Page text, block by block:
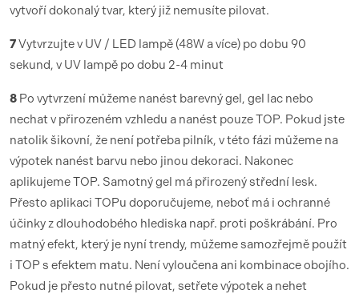
vytvoří dokonalý tvar, který již nemusíte pilovat.
7Vytvrzujte v UV / LED lampě (48W a více) po dobu 90
sekund, v UV lampě po dobu 2-4 minut
8 Po vytvrzení můžeme nanést barevný gel, gel lac nebo
nechat v přirozeném vzhledu a nanést pouze TOP. Pokud jste
natolik šikovní, že není potřeba pilník, v této fázi můžeme na
výpotek nanést barvu nebo jinou dekoraci. Nakonec
aplikujeme TOP. Samotný gel má přirozený střední lesk.
Přesto aplikaci TOPu doporučujeme, neboť má i ochranné
účinky z dlouhodobého hlediska např. proti poškrábání. Pro
matný efekt, který je nyní trendy, můžeme samozřejmě použít
i TOP s efektem matu. Není vyloučena ani kombinace obojího.
Pokud je přesto nutné pilovat, setřete výpotek a nehet